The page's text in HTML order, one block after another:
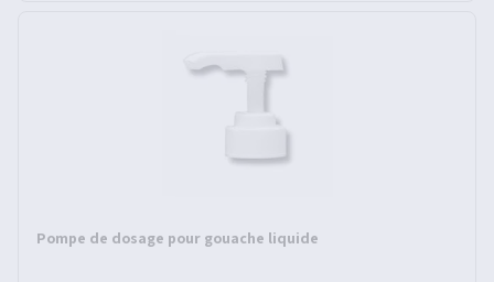
Pompe de dosage pour gouache liquide